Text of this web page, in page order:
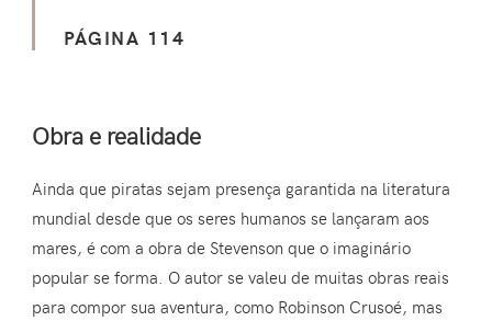
PÁGINA 114
Obra e realidade
Ainda que piratas sejam presença garantida na literatura
mundial desde que os seres humanos se lançaram aos
mares, é com a obra de Stevenson que o imaginário
popular se forma. O autor se valeu de muitas obras reais
para compor sua aventura, como Robinson Crusoé, mas